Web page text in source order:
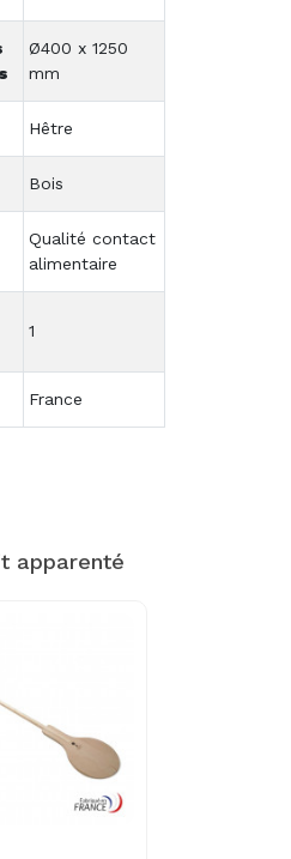
Ø400 x 1250
mm
Hêtre
Bois
Qualité contact
alimentaire
1
France
apparenté